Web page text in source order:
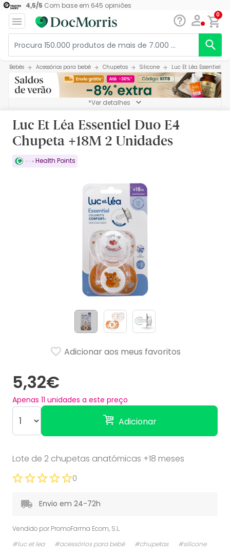
4,5/5 Com base em 645 opiniões
0
Bebés Acessórios para bebé Chupetas Silicone Luc Et Léa Essentiel
*Ver detalhes
Luc Et Léa Essentiel Duo E4
Chupeta +18M 2 Unidades
Health Points
5,32€
Apenas 11 unidades a este preço
Adicionar
Adicionar aos meus favoritos
Lote de 2 chupetas anatómicas +18 meses
0
Envio em 24-72h
Vendido por PromoFarma Ecom, S.L.
#luc et lea
#acessórios para bebé #chupetas #silicone